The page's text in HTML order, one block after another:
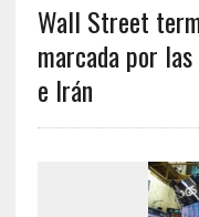
Wall Street
marcada por las
e Irán